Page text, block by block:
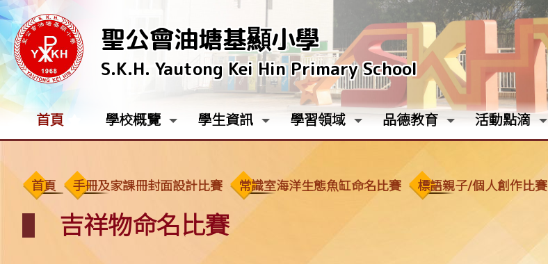
聖公會油塘基顯小學
S.K.H. Yautong Kei Hin Primary School
首頁 學校概覽 學生資訊 學習領域 品德教育 活動點滴
首頁 手冊及家課冊封面設計比賽 常識室海洋生態魚缸命名比賽 標語親子/個人創作比賽
吉祥物命名比賽